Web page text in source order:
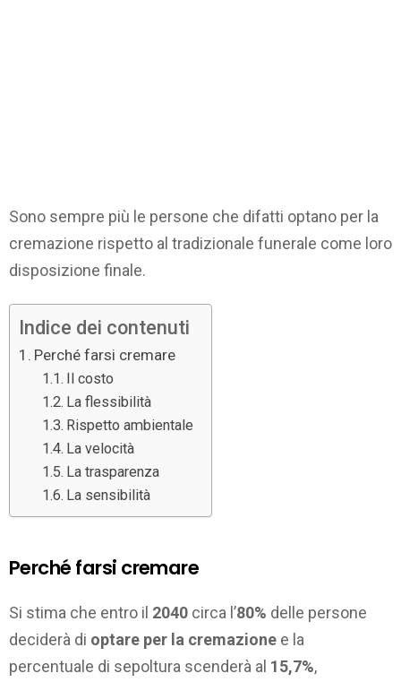
Sono sempre più le persone che difatti optano per la
cremazione rispetto al tradizionale funerale come loro
disposizione finale.
Indice dei contenuti
Perché farsi cremare
Il costo
La flessibilità
Rispetto ambientale
La velocità
La trasparenza
La sensibilità
Perché farsi cremare
Si stima che entro il 2040 circa l’80% delle persone
deciderà di optare per la cremazione e la
percentuale di sepoltura scenderà al 15,7%,